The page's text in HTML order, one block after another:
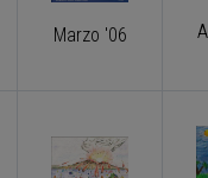
Marzo '06